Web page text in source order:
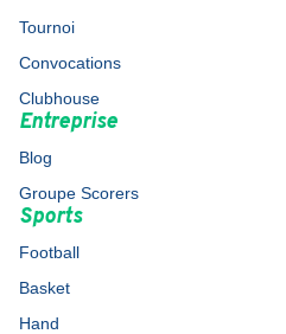
Tournoi
Convocations
Clubhouse
Entreprise
Blog
Groupe Scorers
Sports
Football
Basket
Hand